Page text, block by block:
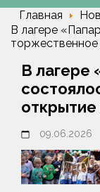
Главная
В лагере
В лагере
09.06.2026